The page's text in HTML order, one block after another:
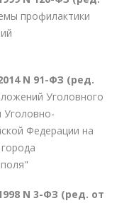
профилактики
N 91-ФЗ (ред.
Уголовного
Уголовно-
Федерации на
N 3-ФЗ (ред. от